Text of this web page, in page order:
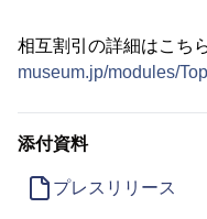
相互割引の詳細はこち
museum.jp/modules/
添付資料
プレスリリース